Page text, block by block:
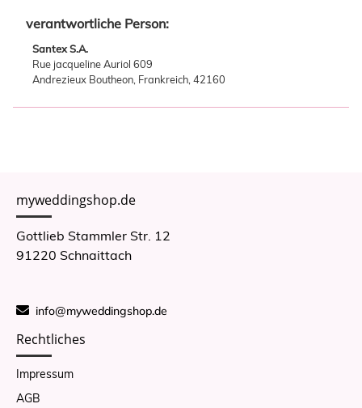
verantwortliche Person:
Santex S.A.
Rue jacqueline Auriol 609
Andrezieux Boutheon, Frankreich, 42160
myweddingshop.de
Gottlieb Stammler Str. 12
91220 Schnaittach
info@myweddingshop.de
Rechtliches
Impressum
AGB